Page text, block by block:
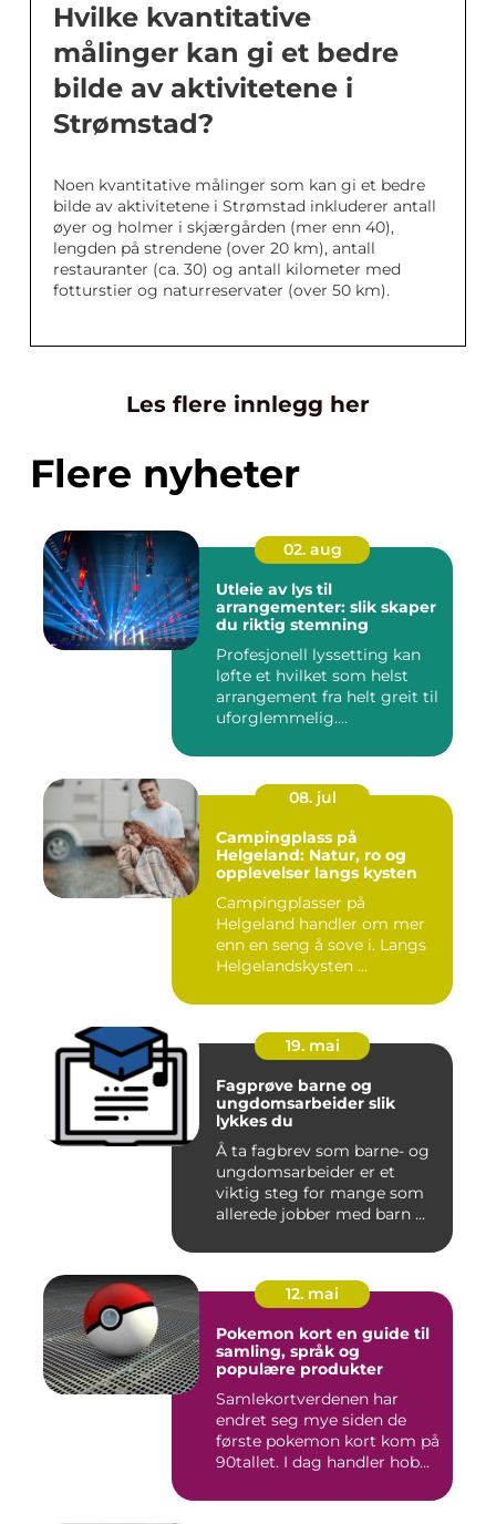
Hvilke kvantitative
målinger kan gi et bedre
bilde av aktivitetene i
Strømstad?
Noen kvantitative målinger som kan gi et bedre
bilde av aktivitetene i Strømstad inkluderer antall
øyer og holmer i skjærgården (mer enn 40),
lengden på strendene (over 20 km), antall
restauranter (ca. 30) og antall kilometer med
fotturstier og naturreservater (over 50 km).
Les flere innlegg her
Flere nyheter
02. aug
Utleie av lys til
arrangementer: slik skaper
du riktig stemning
Profesjonell lyssetting kan
løfte et hvilket som helst
arrangement fra helt greit til
uforglemmelig....
08. jul
Campingplass på
Helgeland: Natur, ro og
opplevelser langs kysten
Campingplasser på
Helgeland handler om mer
enn en seng å sove i. Langs
Helgelandskysten ...
19. mai
Fagprøve barne og
ungdomsarbeider slik
lykkes du
Å ta fagbrev som barne- og
ungdomsarbeider er et
viktig steg for mange som
allerede jobber med barn ...
12. mai
Pokemon kort en guide til
samling, språk og
populære produkter
Samlekortverdenen har
endret seg mye siden de
første pokemon kort kom på
90tallet. I dag handler hob...